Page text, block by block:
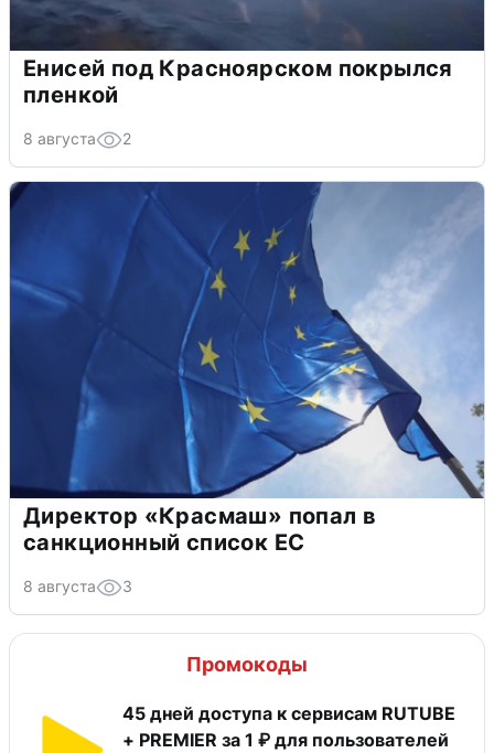
Енисей под Красноярском покрылся
пленкой
8 августа 2
Директор «Красмаш» попал в
санкционный список ЕС
8 августа 3
Промокоды
45 дней доступа к сервисам RUTUBE
+ PREMIER за 1 ₽ для пользователей